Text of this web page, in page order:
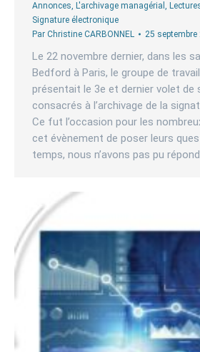
Annonces, L'archivage managérial ,
Signature électronique
Par Christine CARBONNEL 25 septembre
Le 22 novembre dernier, dans les
Bedford à Paris, le groupe de
présentait le 3e et dernier volet de
consacrés à l’archivage de la
Ce fut l’occasion pour les
cet évènement de poser leurs
temps, nous n’avons pas pu